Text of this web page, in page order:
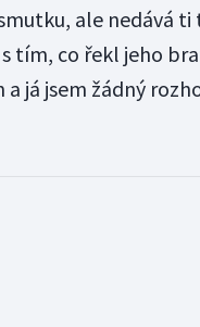
ale nedává
tím, co řekl jeho
já jsem žádný